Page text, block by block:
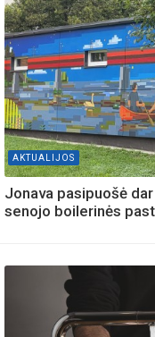
AKTUALIJOS
Jonava pasipuošė
senojo boilerinės